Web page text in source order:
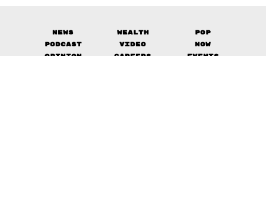
News Wealth
Pop
Podcast
Video
Now
Opinion
Careers
Events